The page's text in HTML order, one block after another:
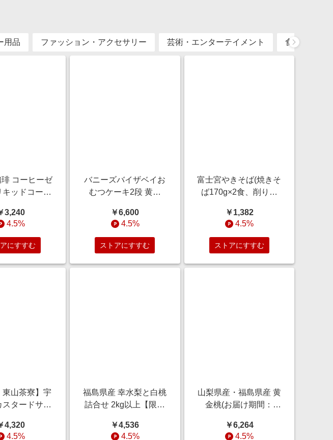
用品 ファッション・アクセサリー 芸術・エンターテイメント 食品・飲料
琲 コーヒーゼ
キッドコーヒ
元】[CZ-AA]
イーツ
3,240
4.5%
にすすむ
バニーズバイザベイお
むつケーキ2段 黄色
【季節の贈り物＆ご褒
美ギフト】
￥6,600
4.5%
ストアにすすむ
富士宮やきそば(焼きそ
ば170g×2食、削り粉
クワ】 麺類・米・パン
【季節の贈り物＆ご褒
美ギフト】
￥1,382
4.5%
ストアにすすむ
東山茶寮】宇
スタードサン
】【直送】 ス
4,320
4.5%
福島県産 幸水梨と白桃
詰合せ 2kg以上【限定
間：8月15日〜9月5
￥4,536
4.5%
山梨県産・福島県産 黄
金桃(お届け期間：
もの・お中元】 果物・
￥6,264
4.5%